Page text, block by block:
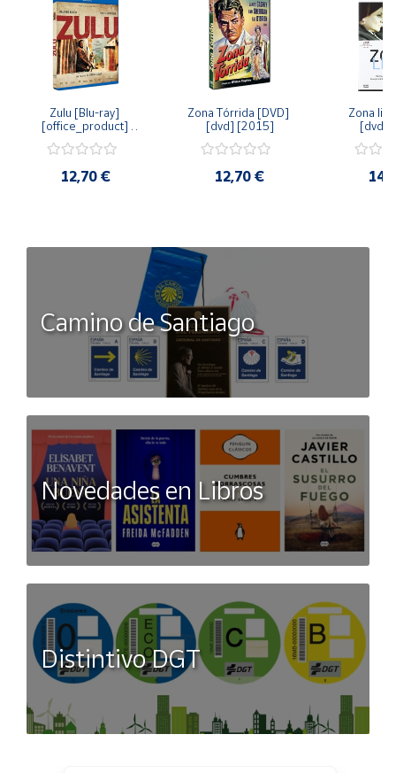
Zulu [Blu-ray]
[office_product]
12,70 €
Zona Tórrida [DVD]
[dvd] [2015]
12,70 €
Zona
[dvd]
Camino de Santiago
Novedades en Libros
Distintivo DGT